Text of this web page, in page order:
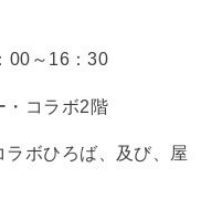
00～16：30
・コラボ2階
ボひろば、及び、屋